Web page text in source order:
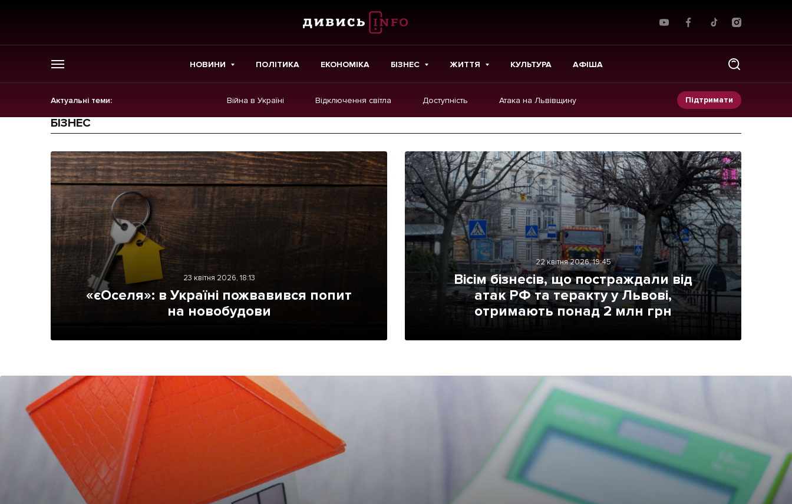
НОВИНИ ПОЛІТИКА ЕКОНОМІКА БІЗНЕС ЖИТТЯ КУЛЬТУРА АФІША
Актуальні теми: Війна в Україні Відключення світла Доступність Атака на Львівщину Підтримати
ГОЛОВНЕ
Новини
Політика
Економіка
Бізнес
Життя
Культура
Афіша
Інтерв'ю
Картки
Репортаж
Розслідування
Погляди
Ініціативи
Лонгріди
Прес-релізи
Фото/Відео
Made in Lviv
БІЗНЕС
23 квітня 2026, 18:13
«єОселя»: в Україні пожвавився попит
на новобудови
22 квітня 2026, 19:45
Вісім бізнесів, що постраждали від
атак РФ та теракту у Львові,
отримають понад 2 млн грн